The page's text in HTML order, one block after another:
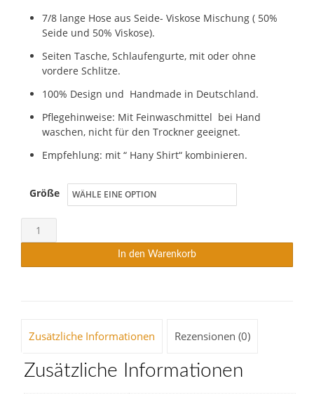
7/8 lange Hose aus Seide- Viskose Mischung ( 50%
Seide und 50% Viskose).
Seiten Tasche, Schlaufengurte, mit oder ohne
vordere Schlitze.
100% Design und Handmade in Deutschland.
Pflegehinweise: Mit Feinwaschmittel bei Hand
waschen, nicht für den Trockner geeignet.
Empfehlung: mit “ Hany Shirt“ kombinieren.
Größe
In den Warenkorb
Zusätzliche Informationen Rezensionen (0)
Zusätzliche Informationen